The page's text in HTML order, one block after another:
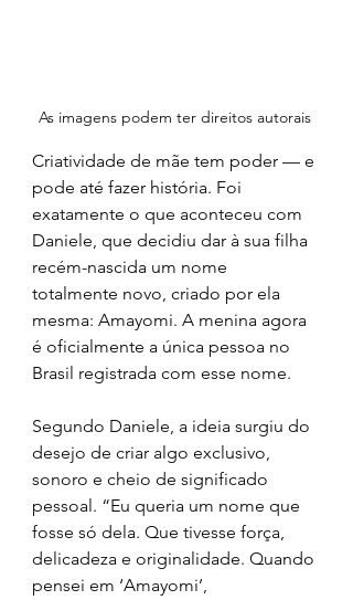
As imagens podem ter direitos autorais
Criatividade de mãe tem poder — e
pode até fazer história. Foi
exatamente o que aconteceu com
Daniele, que decidiu dar à sua filha
recém-nascida um nome
totalmente novo, criado por ela
mesma: Amayomi. A menina agora
é oficialmente a única pessoa no
Brasil registrada com esse nome.
Segundo Daniele, a ideia surgiu do
desejo de criar algo exclusivo,
sonoro e cheio de significado
pessoal. “Eu queria um nome que
fosse só dela. Que tivesse força,
delicadeza e originalidade. Quando
pensei em ‘Amayomi’,